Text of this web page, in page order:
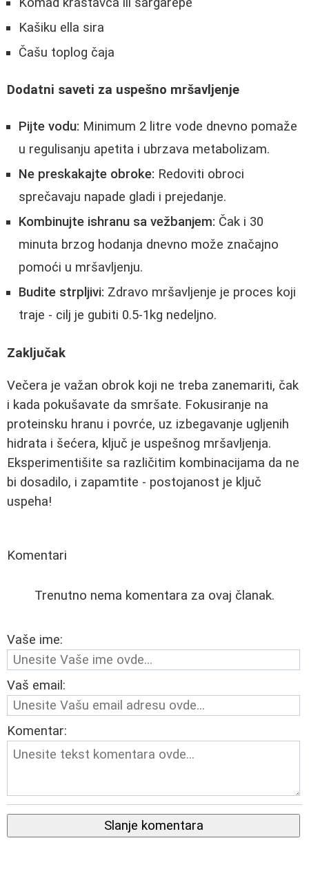
Kašiku ella sira
Čašu toplog čaja
Dodatni saveti za uspešno mršavljenje
Pijte vodu: Minimum 2 litre vode dnevno pomaže
u regulisanju apetita i ubrzava metabolizam.
Ne preskakajte obroke: Redoviti obroci
sprečavaju napade gladi i prejedanje.
Kombinujte ishranu sa vežbanjem: Čak i 30
minuta brzog hodanja dnevno može značajno
pomoći u mršavljenju.
Budite strpljivi: Zdravo mršavljenje je proces koji
traje - cilj je gubiti 0.5-1kg nedeljno.
Zaključak
Večera je važan obrok koji ne treba zanemariti, čak
i kada pokušavate da smršate. Fokusiranje na
proteinsku hranu i povrće, uz izbegavanje ugljenih
hidrata i šećera, ključ je uspešnog mršavljenja.
Eksperimentišite sa različitim kombinacijama da ne
bi dosadilo, i zapamtite - postojanost je ključ
uspeha!
Komentari
Trenutno nema komentara za ovaj članak.
Vaše ime:
Vaš email:
Komentar:
Slanje komentara